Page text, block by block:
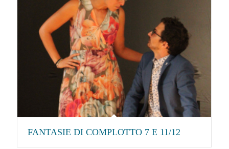
FANTASIE DI COMPLOTTO 7 E 11/12